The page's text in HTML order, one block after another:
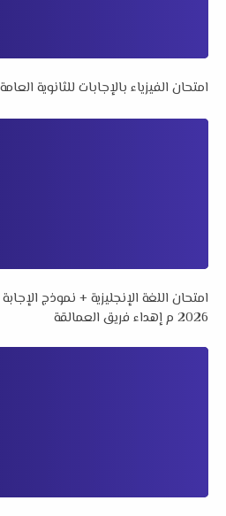
امتحان الفيزياء بالإجابات للثانوية العامة
امتحان اللغة الإنجليزية + نموذج الإجابة
2026 م إهداء فريق العمالقة